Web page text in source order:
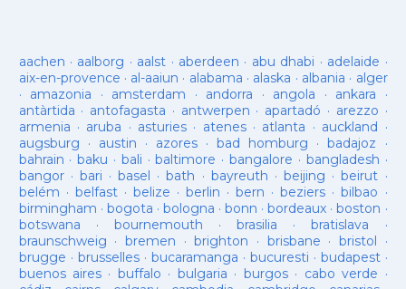
aachen · aalborg · aalst · aberdeen · abu dhabi · adelaide ·
aix-en-provence · al-aaiun · alabama · alaska · albania · alger
· amazonia · amsterdam · andorra · angola · ankara ·
antàrtida · antofagasta · antwerpen · apartadó · arezzo ·
armenia · aruba · asturies· atenes· atlanta · auckland ·
augsburg · austin · azores·bad homburg ·badajoz ·
bahrain ·baku · bali ·baltimore ·bangalore · bangladesh ·
bangor· bari ·basel ·bath · bayreuth ·beijing ·beirut ·
belém · belfast· belize · berlin ·bern ·beziers ·bilbao ·
birmingham · bogota · bologna ·bonn ·bordeaux ·boston ·
botswana · bournemouth ·brasilia ·bratislava ·
braunschweig · bremen ·brighton · brisbane · bristol ·
brugge · brusselles· bucaramanga · bucuresti · budapest·
buenos aires· buffalo · bulgaria · burgos· cabo verde ·